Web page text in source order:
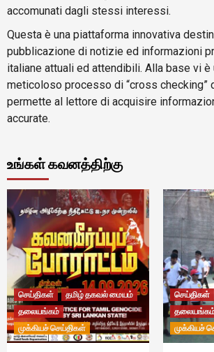
accomunati dagli stessi interessi.
Questa è una piattaforma innovativa
pubblicazione di notizie ed informazioni
italiane attuali ed attendibili. Alla base vi è
meticoloso processo di “cross checking”
permette al lettore di acquisire
accurate.
உங்கள் கவனத்திற்கு
செய்திகள்
தமிழ் தகவல் மையம்
தலையங்கம்
முக்கியச் செய்திகள்
செய்திகள்
முக்கியச்